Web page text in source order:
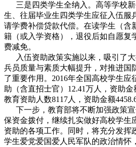
三是四类学生全纳入。高等学校新
生、往届毕业生四类学生应征入伍服
请学费补偿贷款代偿。在读学生（含
籍（或入学资格），退役后如自愿复
费减免。
入伍资助政策实施以来，吸引了大
兵员质量与素质大幅提升，对推进国
了重要作用。2016年全国高校学生应
助（含直招士官）12.41万人，资助
教育资助人数8117人，资助金额
下一步，教育部将不断加强政策宣
保资金拨付，继续扎实做好高校学生
资助的各项工作。同时，将充分发挥
学生爱党爱国爱人民军队的政治情怀